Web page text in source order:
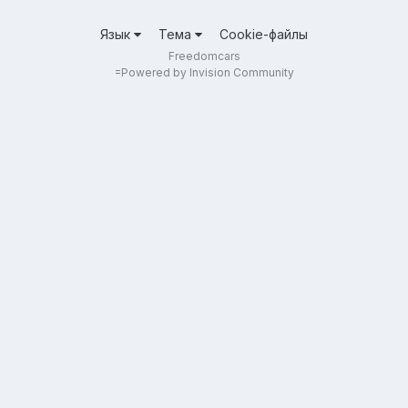
Язык Тема Cookie-файлы
Freedomcars
=Powered by Invision Community